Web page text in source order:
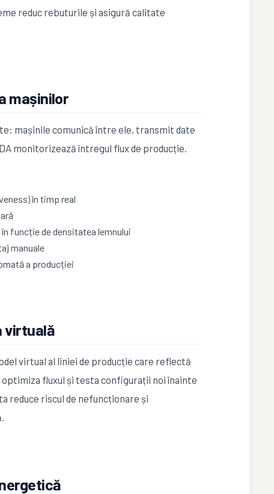
reduc rebuturile și asigură calitate
mașinilor
mașinile comunică între ele, transmit date
monitorizează întregul flux de producție.
în timp real
funcție de densitatea lemnului
manuale
a producției
virtuală
virtual al liniei de producție care reflectă
fluxul și testa configurații noi înainte
reduce riscul de nefuncționare și